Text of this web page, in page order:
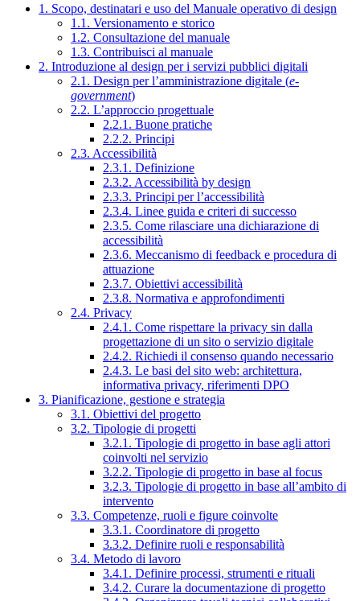
1. Scopo, destinatari e uso del Manuale operativo di design
1.1. Versionamento e storico
1.2. Consultazione del manuale
1.3. Contribuisci al manuale
2. Introduzione al design per i servizi pubblici digitali
2.1. Design per l’amministrazione digitale (e-
government)
2.2. L’approccio progettuale
2.2.1. Buone pratiche
2.2.2. Principi
2.3. Accessibilità
2.3.1. Definizione
2.3.2. Accessibilità by design
2.3.3. Principi per l’accessibilità
2.3.4. Linee guida e criteri di successo
2.3.5. Come rilasciare una dichiarazione di
accessibilità
2.3.6. Meccanismo di feedback e procedura di
attuazione
2.3.7. Obiettivi accessibilità
2.3.8. Normativa e approfondimenti
2.4. Privacy
2.4.1. Come rispettare la privacy sin dalla
progettazione di un sito o servizio digitale
2.4.2. Richiedi il consenso quando necessario
2.4.3. Le basi del sito web: architettura,
informativa privacy, riferimenti DPO
3. Pianificazione, gestione e strategia
3.1. Obiettivi del progetto
3.2. Tipologie di progetti
3.2.1. Tipologie di progetto in base agli attori
coinvolti nel servizio
3.2.2. Tipologie di progetto in base al focus
3.2.3. Tipologie di progetto in base all’ambito di
intervento
3.3. Competenze, ruoli e figure coinvolte
3.3.1. Coordinatore di progetto
3.3.2. Definire ruoli e responsabilità
3.4. Metodo di lavoro
3.4.1. Definire processi, strumenti e rituali
3.4.2. Curare la documentazione di progetto